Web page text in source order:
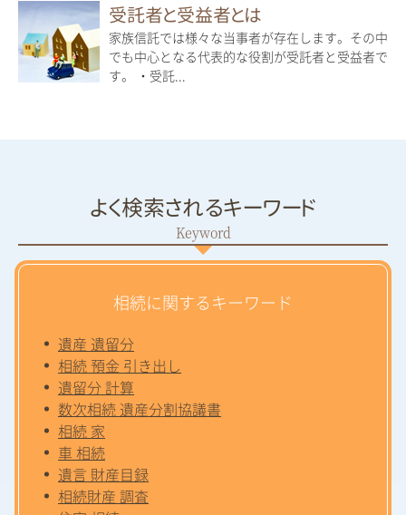
受託者と受益者とは
家族信託では様々な当事者が存在します。その中
でも中心となる代表的な役割が受託者と受益者で
す。 ・受託...
よく検索されるキーワード
相続に関するキーワード
遺産 遺留分
相続 預金 引き出し
遺留分 計算
数次相続 遺産分割協議書
相続 家
車 相続
遺言 財産目録
相続財産 調査